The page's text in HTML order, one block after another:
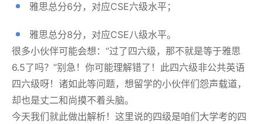
雅思总分6分，对应CSE六级水平；
雅思总分8分，对应CSE八级水平。
很多小伙伴可能会想：“过了四六级，那不就是等于雅思
6.5了吗？”别急！你可能理解错了！此四六级非公共英语
四六级呀！诸如此等问题，想留学的小伙伴们怨声载道，
却也是丈二和尚摸不着头脑。
今天我们就此做出解析！这里说的四级是咱们大学考的四